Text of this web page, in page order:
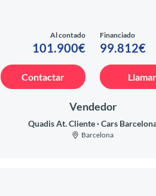
Al contado
101.900€
Financiado
99.812€
Contactar Llamar
Vendedor
Quadis At. Cliente Cars
Barcelona